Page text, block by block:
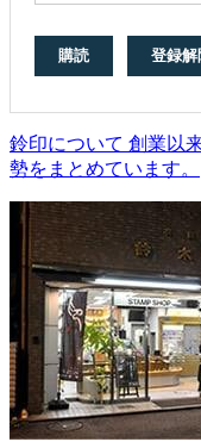
鈴印について 創業以
勢をまとめています。